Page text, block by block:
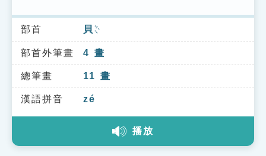
索引選單
知識索引
單字索引
生命大百科索引
部首 貝 ㄅㄟˋ
部首外筆畫 4 畫
總筆畫 11 畫
漢語拼音 zé
播放